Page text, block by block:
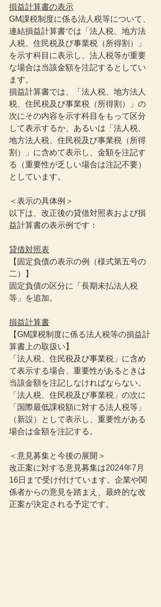
損益計算書の表示
GM課税制度に係る法人税等について、
連結損益計算書では「法人税、地方法
人税、住民税及び事業税（所得割）」
を示す科目に表示し、法人税等が重要
な場合は当該金額を注記するとしてい
ます。
損益計算書では、「法人税、地方法人
税、住民税及び事業税（所得割）」の
次にその内容を示す科目をもって区分
して表示するか、あるいは「法人税、
地方法人税、住民税及び事業税（所得
割）」に含めて表示し、金額を注記す
る（重要性が乏しい場合は注記不要）
としています。
＜表示の具体例＞
以下は、改正後の貸借対照表および損
益計算書の表示例です：
貸借対照表
【固定負債の表示の例（様式第五号の
二）】
固定負債の区分に「長期未払法人税
等」を追加。
損益計算書
【GM課税制度に係る法人税等の損益計
算書上の取扱い】
「法人税、住民税及び事業税」に含め
て表示する場合、重要性があるときは
当該金額を注記しなければならない。
「法人税、住民税及び事業税」の次に
「国際最低課税額に対する法人税等」
（新設）として表示し、重要性がある
場合は金額を注記する。
＜意見募集と今後の展開＞
改正案に対する意見募集は2024年7月
16日まで受け付けています。企業や関
係者からの意見を踏まえ、最終的な改
正案が決定される予定です。